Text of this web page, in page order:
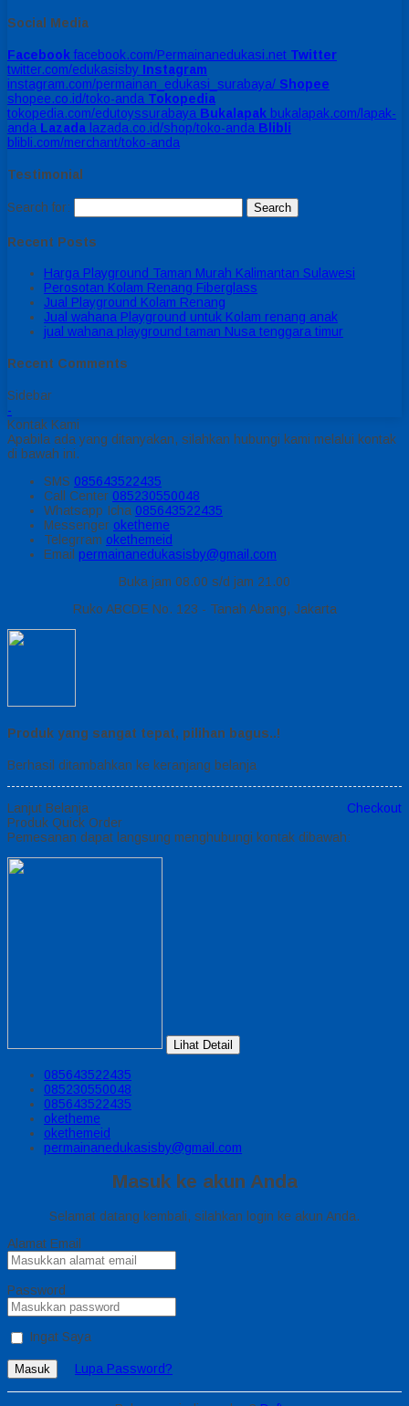
Social Media
Facebook facebook.com/Permainanedukasi.net Twitter
twitter.com/edukasisby Instagram
instagram.com/permainan_edukasi_surabaya/ Shopee
shopee.co.id/toko-anda Tokopedia
tokopedia.com/edutoyssurabaya Bukalapak bukalapak.com/lapak-
anda Lazada lazada.co.id/shop/toko-anda Blibli
blibli.com/merchant/toko-anda
Testimonial
Search for:
Recent Posts
Harga Playground Taman Murah Kalimantan Sulawesi
Perosotan Kolam Renang Fiberglass
Jual Playground Kolam Renang
Jual wahana Playground untuk Kolam renang anak
jual wahana playground taman Nusa tenggara timur
Recent Comments
Sidebar
-
Kontak Kami
Apabila ada yang ditanyakan, silahkan hubungi kami melalui kontak
di bawah ini.
SMS 085643522435
Call Center 085230550048
Whatsapp Icha 085643522435
Messenger oketheme
Telegrram okethemeid
Email permainanedukasisby@gmail.com
Buka jam 08.00 s/d jam 21.00
Ruko ABCDE No. 123 - Tanah Abang, Jakarta
Produk yang sangat tepat, pilihan bagus..!
Berhasil ditambahkan ke keranjang belanja
Lanjut Belanja
Checkout
Produk Quick Order
Pemesanan dapat langsung menghubungi kontak dibawah:
Lihat Detail
085643522435
085230550048
085643522435
oketheme
okethemeid
permainanedukasisby@gmail.com
Masuk ke akun Anda
Selamat datang kembali, silahkan login ke akun Anda.
Alamat Email
Password
Ingat Saya
Masuk Lupa Password?